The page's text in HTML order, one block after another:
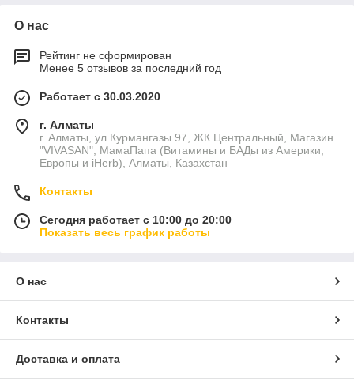
О нас
Рейтинг не сформирован
Менее 5 отзывов за последний год
Работает с 30.03.2020
г. Алматы
г. Алматы, ул Курмангазы 97, ЖК Центральный, Магазин
"VIVASAN", МамаПапа (Витамины и БАДы из Америки,
Европы и iHerb), Алматы, Казахстан
Контакты
Сегодня работает с 10:00 до 20:00
Показать весь график работы
О нас
Контакты
Доставка и оплата